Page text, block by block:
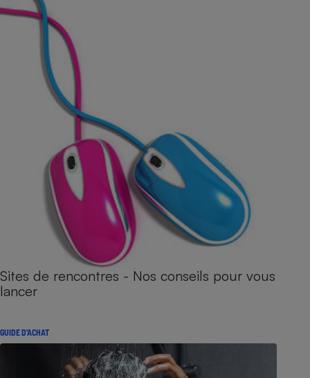
Sites de rencontres - Nos conseils pour vous
lancer
GUIDE D'ACHAT